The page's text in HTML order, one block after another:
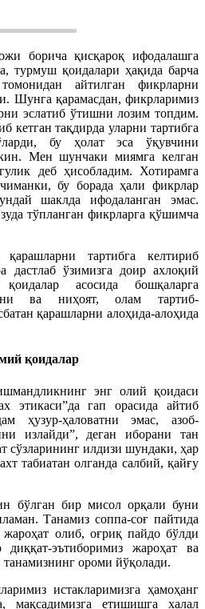
борича қисқароқ ифодалашга
турмуш қоидалари ҳақида барча
айтилган фикрларни
Шунга қарамасдан, фикрларимиз
эслатиб ўтишни лозим топдим.
кетган тақдирда уларни тартибга
бу ҳолат эса ўқувчини
Мен шунчаки миямга келган
деб ҳисобладим. Хотирамга
бу борада ҳали фикрлар
шаклда ифодаланган эмас.
тўпланган фикрларга қўшимча
тартибга келтириб
дастлаб ўзимизга доир ахлоқий
асосида бошқаларга
ва ниҳоят, олам тартиб-
қарашларни алоҳида-алоҳида
қоидалар
энг олий қоидаси
этикаси”да гап орасида айтиб
ҳузур-ҳаловатни эмас, азоб-
излайди”, деган иборани тан
сўзларининг илдизи шундаки, ҳар
табиатан олганда салбий, қайғу
бўлган бир мисол орқали буни
Танамиз соппа-соғ пайтида
олиб, оғриқ пайдо бўлди
эътиборимиз жароҳат ва
танамизнинг ороми йўқолади.
истакларимизга ҳамоҳанг
мақсадимизга етишишга халал